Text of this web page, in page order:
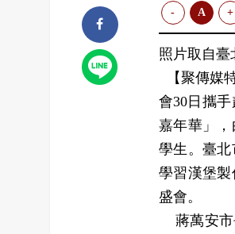
- A +
照片取自臺
【聚傳媒
會30日攜
嘉年華」
學生。臺
學習漢堡
盛會。
蔣萬安市